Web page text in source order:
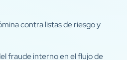
contra listas de riesgo y
fraude interno en el flujo de